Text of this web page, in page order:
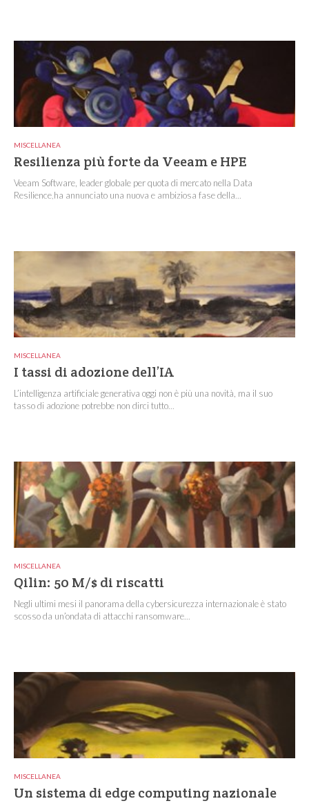
MISCELLANEA
Resilienza più forte da Veeam e HPE
Veeam Software, leader globale per quota di mercato nella Data
Resilience,ha annunciato una nuova e ambiziosa fase della...
MISCELLANEA
I tassi di adozione dell’IA
L’intelligenza artificiale generativa oggi non è più una novità, ma il suo
tasso di adozione potrebbe non dirci tutto...
MISCELLANEA
Qilin: 50 M/$ di riscatti
Negli ultimi mesi il panorama della cybersicurezza internazionale è stato
scosso da un’ondata di attacchi ransomware...
MISCELLANEA
Un sistema di edge computing nazionale